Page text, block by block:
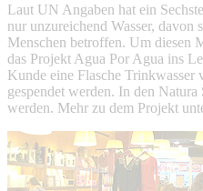
Laut UN Angaben hat ein
nur unzureichend Wasser, davon
Menschen betroffen. Um diesen
das Projekt Agua Por Agua ins
Kunde eine Flasche Trinkwasser
gespendet werden. In den
werden. Mehr zu dem Projekt